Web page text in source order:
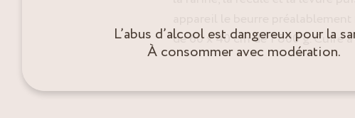
appareil le beurre
de 60 x 40 cm de 1 800 g. Cuire
L’abus d’alcool est dangereux pour la
À consommer avec modération.